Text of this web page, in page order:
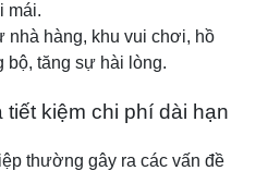
mái.
nhà hàng, khu vui chơi, hồ
bộ, tăng sự hài lòng.
tiết kiệm chi phí dài hạn
thường gây ra các vấn đề